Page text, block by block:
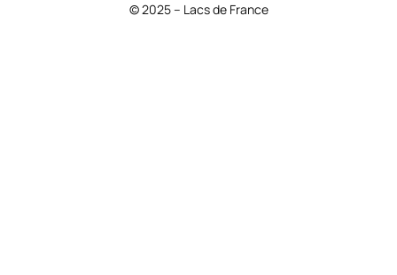
© 2025 – Lacs de France